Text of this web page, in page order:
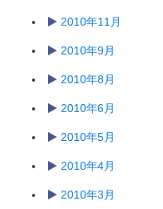
2010年11月
2010年9月
2010年8月
2010年6月
2010年5月
2010年4月
2010年3月